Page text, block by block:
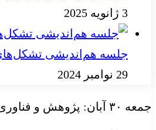
3 ژانویه 2025
جلسه هم‌اندیشی
29 نوامبر 2024
جمعه ۳۰ آبان: پژوهش و فناوری برای حفظ اثربخشی داروهای ضدمیکروبی